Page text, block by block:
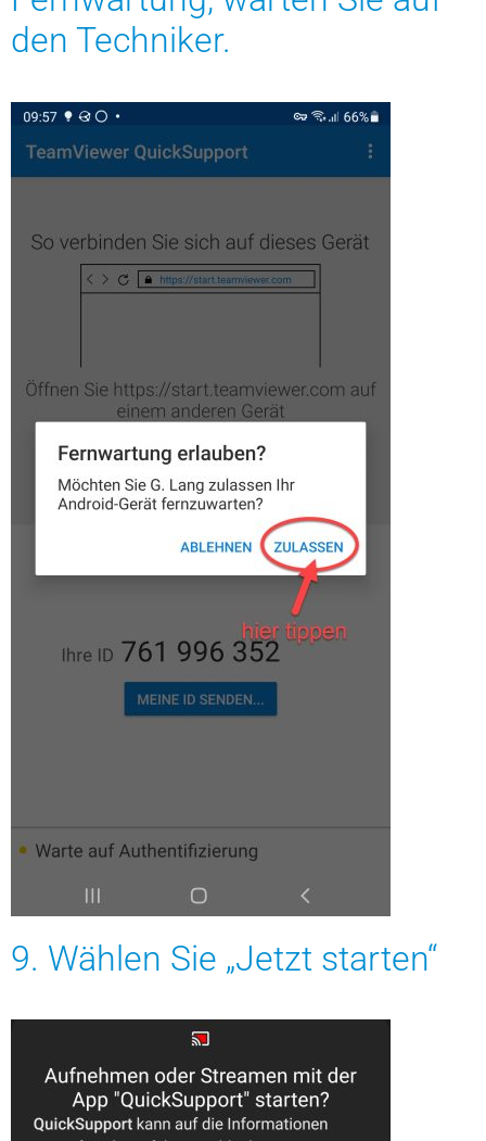
den Techniker.
9. Wählen Sie „Jetzt starten“